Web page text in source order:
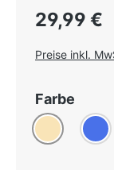
Regulärer
29,99 €
Preise inkl.
Farbe
Beige Blau